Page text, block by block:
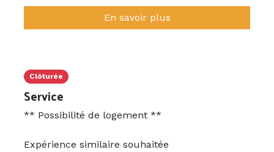
En savoir plus
Clôturée
Service
** Possibilité de logement **
Expérience similaire souhaitée